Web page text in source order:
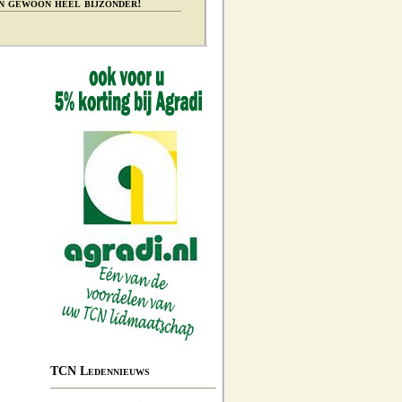
gewoon heel bijzonder!
TCN Ledennieuws